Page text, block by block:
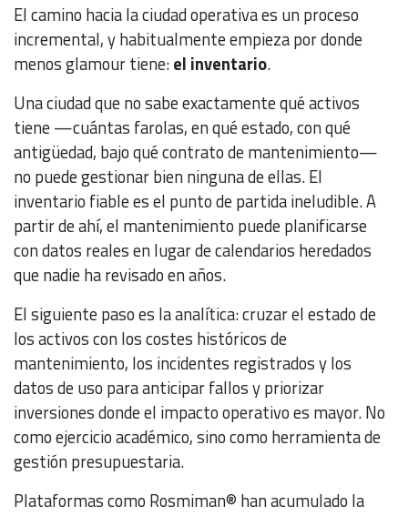
El camino hacia la ciudad operativa es un proceso
incremental, y habitualmente empieza por donde
menos glamour tiene:el inventario.
Una ciudad que no sabe exactamente qué activos
tiene —cuántas farolas, en qué estado, con qué
antigüedad, bajo qué contrato de mantenimiento—
no puede gestionar bien ninguna de ellas. El
inventario fiable es el punto de partida ineludible. A
partir de ahí, el mantenimiento puede planificarse
con datos reales en lugar de calendarios heredados
que nadie ha revisado en años.
El siguiente paso es la analítica: cruzar el estado de
los activos con los costes históricos de
mantenimiento, los incidentes registrados y los
datos de uso para anticipar fallos y priorizar
inversiones donde el impacto operativo es mayor. No
como ejercicio académico, sino como herramienta de
gestión presupuestaria.
Plataformas como Rosmiman® han acumulado la